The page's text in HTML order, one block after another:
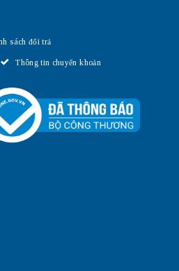
sách đổi trả
Thông tin chuyển khoản